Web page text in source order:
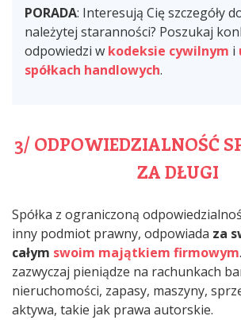
PORADA: Interesują Cię szczegóły
należytej staranności? Poszukaj
odpowiedzi w kodeksie cywilnym i
spółkach handlowych.
3/ ODPOWIEDZIALNOŚĆ
ZA DŁUGI
Spółka z ograniczoną
inny podmiot prawny, odpowiada za
całym swoim majątkiem firmowym
zazwyczaj pieniądze na rachunkach
nieruchomości, zapasy, maszyny,
aktywa, takie jak prawa autorskie.